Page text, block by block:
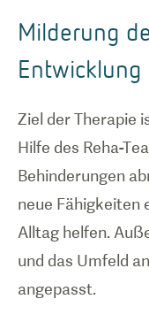
Milderung
Ziel der Therapie
Hilfe des Reha-
Behinderungen
neue Fähigkeiten
Alltag helfen.
und das Umfeld
angepasst.